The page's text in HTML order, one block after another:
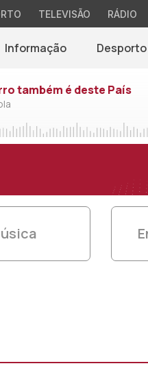
TELEVISÃO RÁDIO
Informação Desporto
também é deste País